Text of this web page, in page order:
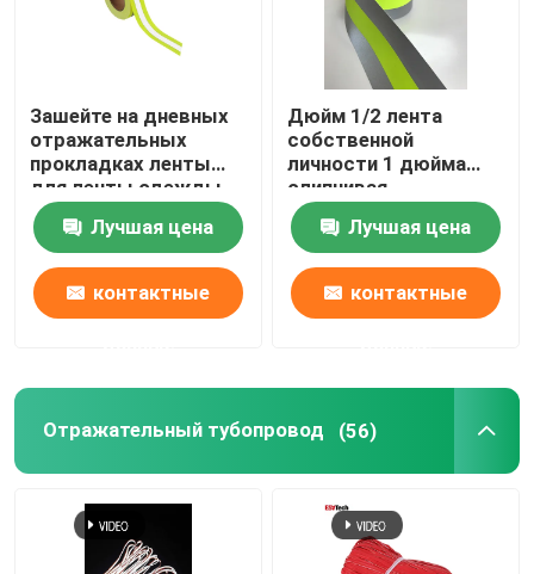
Аксессуары Workwear
Отражательные аксессуары
Лента запечатывания шва
Зашейте на дневных
отражательных
прокладках ленты
для ленты одежды
пожаробезопасной
Лучшая цена
контактные
Дюйм 1/2 лента
собственной
личности 1 дюйма
слипчивая
отражательная для
ткани тафты
располагаясь
лагерем шатра
крышки автомобиля
Лучшая цена
контактные
Отражательный тубопровод (56)